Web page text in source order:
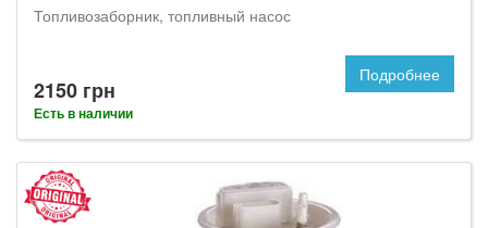
Топливозаборник, топливный насос
2150 грн
Есть в наличии
Подробнее